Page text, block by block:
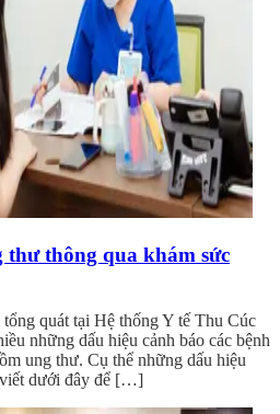
thư thông qua khám sức
quát tại Hệ thống Y tế Thu Cúc
những dấu hiệu cảnh báo các bệnh
ung thư. Cụ thể những dấu hiệu
viết dưới đây để […]